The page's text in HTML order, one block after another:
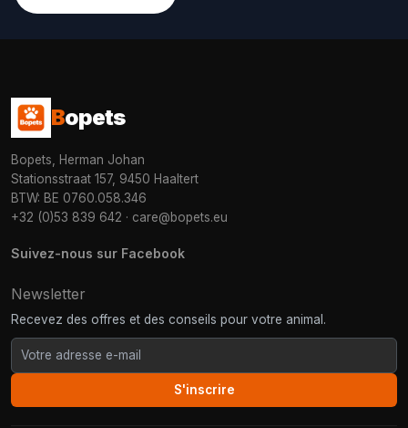
Bopets
Bopets, Herman Johan
Stationsstraat 157, 9450 Haaltert
BTW: BE 0760.058.346
+32 (0)53 839 642 · care@bopets.eu
Suivez-nous sur Facebook
Newsletter
Recevez des offres et des conseils pour votre animal.
S'inscrire